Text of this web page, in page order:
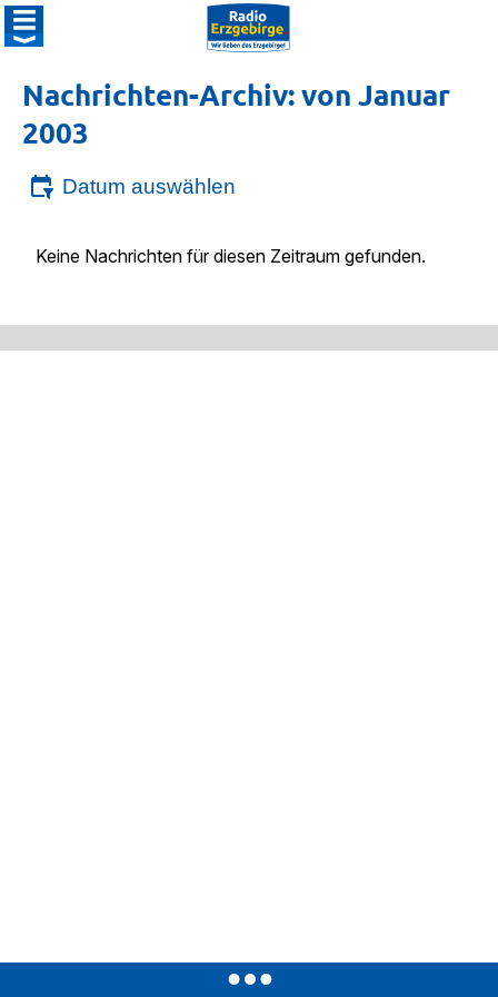
Nachrichten-Archiv: von Januar
2003
Datum auswählen
Keine Nachrichten für diesen Zeitraum gefunden.